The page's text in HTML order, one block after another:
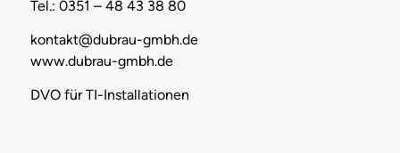
Tel.: 0351 – 48 43 38 80
kontakt@dubrau-gmbh.de
www.dubrau-gmbh.de
DVO für TI-Installationen